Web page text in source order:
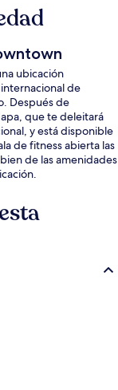
ubicación
de
Después de
que te deleitará
y está disponible
de fitness abierta las
de las amenidades